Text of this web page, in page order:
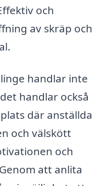
och
av skräp och
handlar inte
handlar också
där anställda
och välskött
och
att anlita